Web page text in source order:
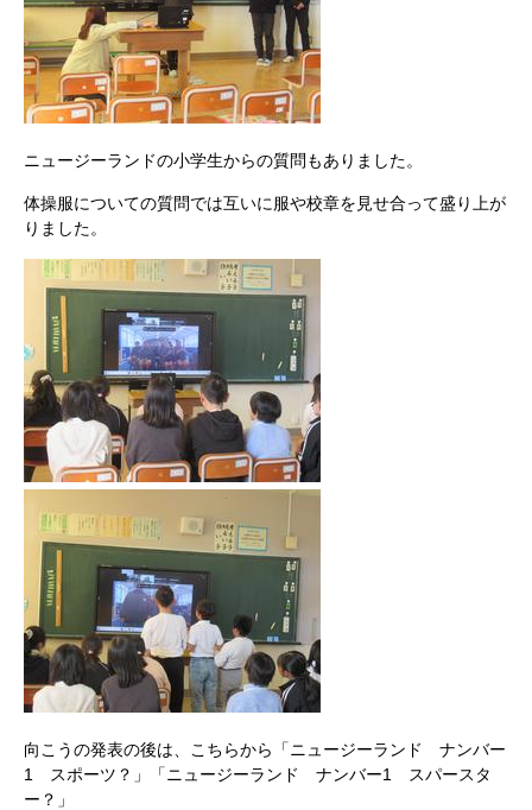
ニュージーランドの小学生からの質問もありました。
体操服についての質問では互いに服や校章を見せ合って盛り上が
りました。
向こうの発表の後は、こちらから「ニュージーランド ナンバー
1 スポーツ？」「ニュージーランド ナンバー1 スパースタ
ー？」